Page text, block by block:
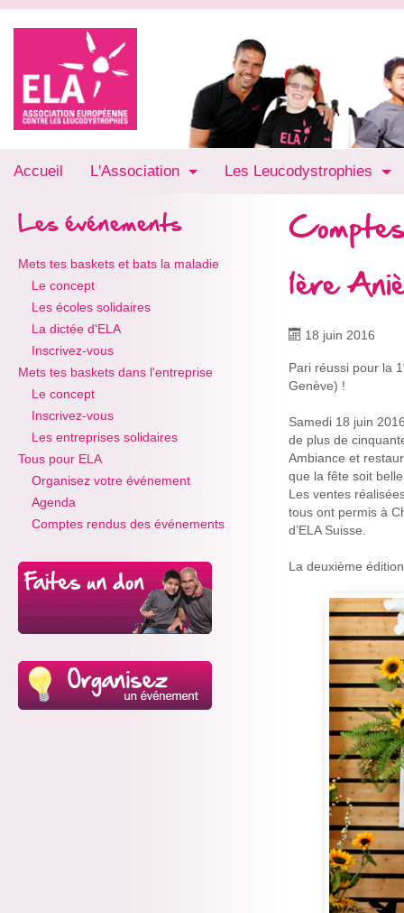
Accueil L'Association Les Leucodystrophies
Les événements
Mets tes baskets et bats la maladie
Le concept
Les écoles solidaires
La dictée d'ELA
Inscrivez-vous
Mets tes baskets dans l'entreprise
Le concept
Inscrivez-vous
Les entreprises solidaires
Tous pour ELA
Organisez votre événement
Agenda
Comptes rendus des événements
1ère
18 juin 2016
Pari réussi pour la 1
Genève) !
Samedi 18 juin
de plus de
Ambiance et
que la fête soit
Les ventes
tous ont permis à
d’ELA Suisse.
La deuxième